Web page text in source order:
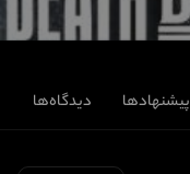
پیشنهادها دیدگاه‌ها